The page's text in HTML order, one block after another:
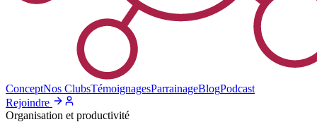
ConceptNos ClubsTémoignagesParrainageBlogPodcast
Rejoindre
Organisation et productivité